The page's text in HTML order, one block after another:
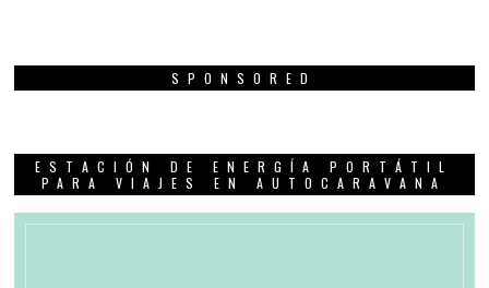
SPONSORED
ESTACIÓN DE ENERGÍA PORTÁTIL
PARA VIAJES EN AUTOCARAVANA